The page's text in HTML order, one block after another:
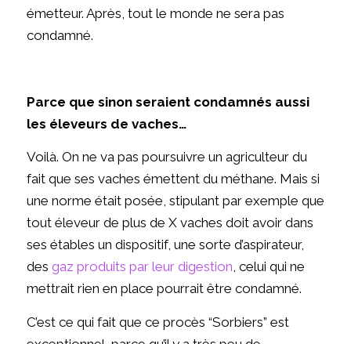
émetteur. Après, tout le monde ne sera pas
condamné.
Parce que sinon seraient condamnés aussi
les éleveurs de vaches…
Voilà. On ne va pas poursuivre un agriculteur du
fait que ses vaches émettent du méthane. Mais si
une norme était posée, stipulant par exemple que
tout éleveur de plus de X vaches doit avoir dans
ses étables un dispositif, une sorte d’aspirateur,
des gaz produits par leur digestion, celui qui ne
mettrait rien en place pourrait être condamné.
C’est ce qui fait que ce procès “Sorbiers” est